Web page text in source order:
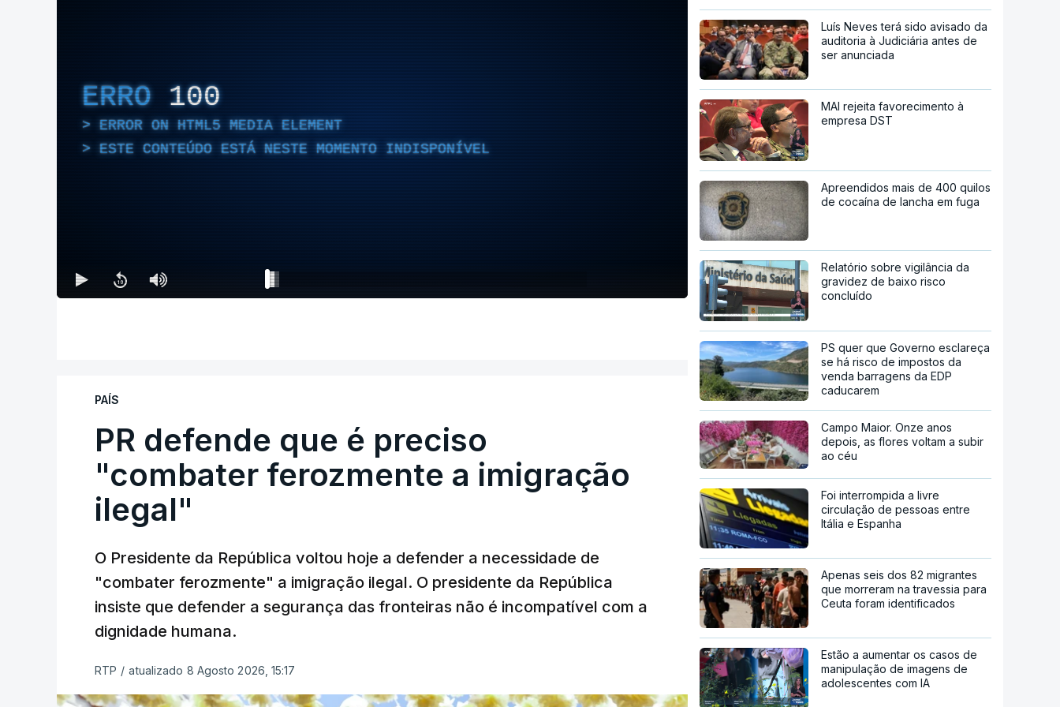
ERRO 100
ERROR ON HTML5 MEDIA ELEMENT
ESTE CONTEÚDO ESTÁ NESTE MOMENTO INDISPONÍVEL
PAÍS
PR defende que é preciso
"combater ferozmente a imigração
ilegal"
O Presidente da República voltou hoje a defender a necessidade de
"combater ferozmente" a imigração ilegal. O presidente da República
insiste que defender a segurança das fronteiras não é incompatível com a
dignidade humana.
RTP / atualizado 8 Agosto 2026, 15:17
Luís Neves terá sido avisado da
auditoria à Judiciária antes de
ser anunciada
MAI rejeita favorecimento à
empresa DST
Apreendidos mais de 400 quilos
de cocaína de lancha em fuga
Relatório sobre vigilância da
gravidez de baixo risco
concluído
PS quer que Governo esclareça
se há risco de impostos da
venda barragens da EDP
caducarem
Campo Maior. Onze anos
depois, as flores voltam a subir
ao céu
Foi interrompida a livre
circulação de pessoas entre
Itália e Espanha
Apenas seis dos 82 migrantes
que morreram na travessia para
Ceuta foram identificados
Estão a aumentar os casos de
manipulação de imagens de
adolescentes com IA